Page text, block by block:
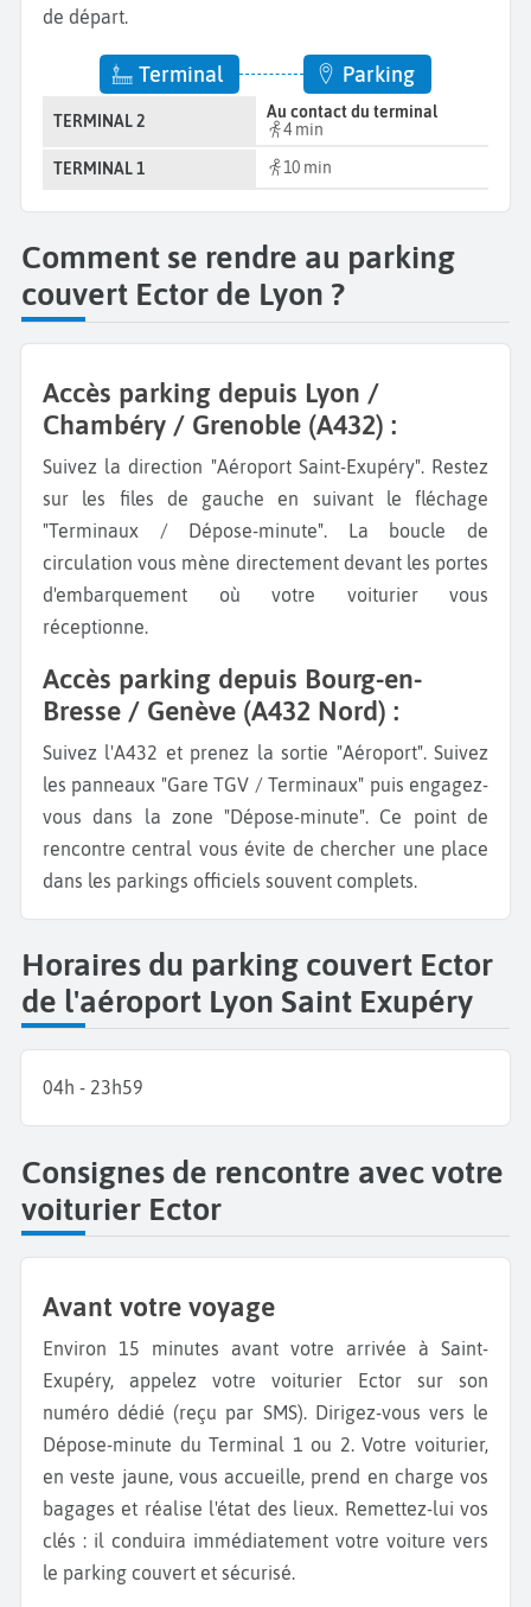
de départ.
Terminal Parking
TERMINAL 2
Au contact du terminal
4 min
TERMINAL 1 10 min
Comment se rendre au parking
couvert Ector de Lyon ?
Accès parking depuis Lyon /
Chambéry / Grenoble (A432) :
Suivez la direction "Aéroport Saint-Exupéry". Restez
sur les files de gauche en suivant le fléchage
"Terminaux / Dépose-minute". La boucle de
circulation vous mène directement devant les portes
d'embarquement où votre voiturier vous
réceptionne.
Accès parking depuis Bourg-en-
Bresse / Genève (A432 Nord) :
Suivez l'A432 et prenez la sortie "Aéroport". Suivez
les panneaux "Gare TGV / Terminaux" puis engagez-
vous dans la zone "Dépose-minute". Ce point de
rencontre central vous évite de chercher une place
dans les parkings officiels souvent complets.
Horaires du parking couvert Ector
de l'aéroport Lyon Saint Exupéry
04h - 23h59
Consignes de rencontre avec votre
voiturier Ector
Avant votre voyage
Environ 15 minutes avant votre arrivée à Saint-
Exupéry, appelez votre voiturier Ector sur son
numéro dédié (reçu par SMS). Dirigez-vous vers le
Dépose-minute du Terminal 1 ou 2. Votre voiturier,
en veste jaune, vous accueille, prend en charge vos
bagages et réalise l'état des lieux. Remettez-lui vos
clés : il conduira immédiatement votre voiture vers
le parking couvert et sécurisé.